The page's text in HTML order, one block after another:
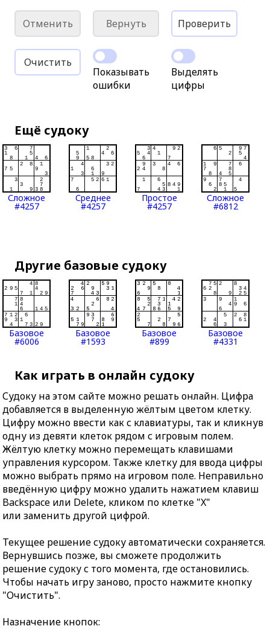
Отменить Вернуть Проверить
Очистить
Показывать
ошибки
Выделять
цифры
Ещё судоку
Сложное
#4257
Среднее
#4257
Простое
#4257
Сложное
#6812
Другие базовые судоку
Базовое
#6006
Базовое
#1593
Базовое
#899
Базовое
#4331
Как играть в онлайн судоку
Судоку на этом сайте можно решать онлайн. Цифра
добавляется в выделенную жёлтым цветом клетку.
Цифру можно ввести как с клавиатуры, так и кликнув
одну из девяти клеток рядом с игровым полем.
Жёлтую клетку можно перемещать клавишами
управления курсором. Также клетку для ввода цифры
можно выбрать прямо на игровом поле. Неправильно
введённую цифру можно удалить нажатием клавиш
Backspace или Delete, кликом по клетке "X"
или заменить другой цифрой.
Текущее решение судоку автоматически сохраняется.
Вернувшись позже, вы сможете продолжить
решение судоку с того момента, где остановились.
Чтобы начать игру заново, просто нажмите кнопку
"Очистить".
Назначение кнопок: